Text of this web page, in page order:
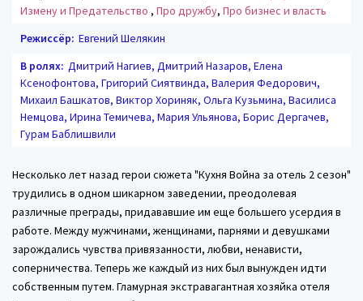
Измену и Предательство , Про дружбу, Про бизнес и власть
Режиссёр: Евгений Шелякин
В ролях: Дмитрий Нагиев, Дмитрий Назаров, Елена
Ксенофонтова, Григорий Сиятвинда, Валерия Федорович,
Михаил Башкатов, Виктор Хориняк, Ольга Кузьмина, Василиса
Немцова, Ирина Темичева, Мария Ульянова, Борис Дергачев,
Гурам Баблишвили
Несколько лет назад герои сюжета "Кухня Война за отель 2 сезон"
трудились в одном шикарном заведении, преодолевая
различные преграды, придававшие им еще большего усердия в
работе. Между мужчинами, женщинами, парнями и девушками
зарождались чувства привязанности, любви, ненависти,
соперничества. Теперь же каждый из них был вынужден идти
собственным путем. Гламурная экстравагантная хозяйка отеля